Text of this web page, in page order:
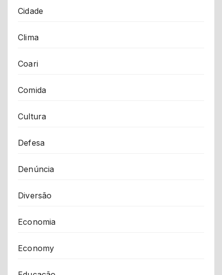
Cidade
Clima
Coari
Comida
Cultura
Defesa
Denúncia
Diversão
Economia
Economy